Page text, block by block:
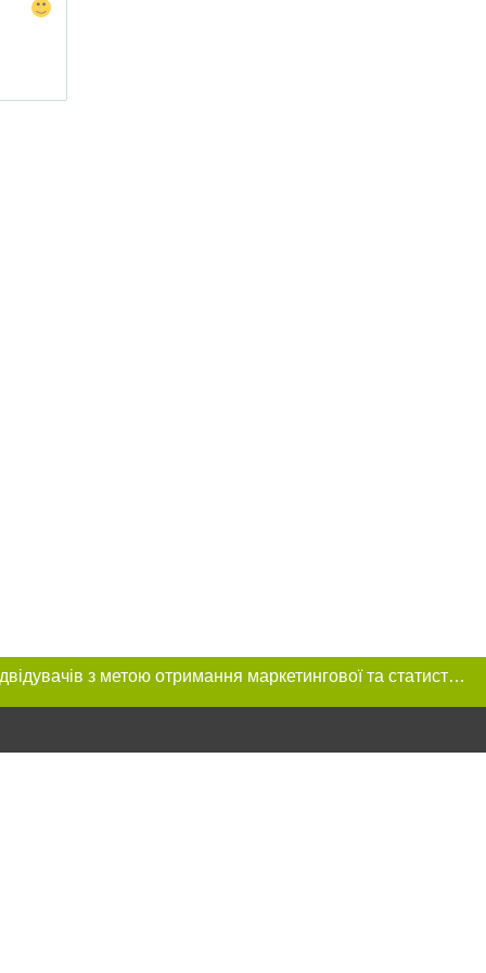
Цей сайт використовує «cookies». Також веб-сайт використовує інтернет-сервіс для збору технічних даних стосовно відвідувачів з метою отримання маркетингової та статистичної інформації. Умови обробки даних відвідувачів сайту див.